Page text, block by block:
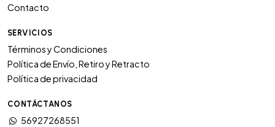
Contacto
SERVICIOS
Términos y Condiciones
Política de Envío, Retiro y Retracto
Política de privacidad
CONTÁCTANOS
56927268551